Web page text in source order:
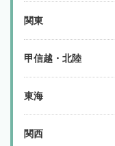
関東
甲信越・北陸
東海
関西